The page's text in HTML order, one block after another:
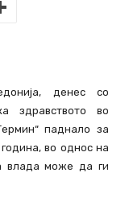
денес со
здравството во
паднало за
во однос на
влада може да ги